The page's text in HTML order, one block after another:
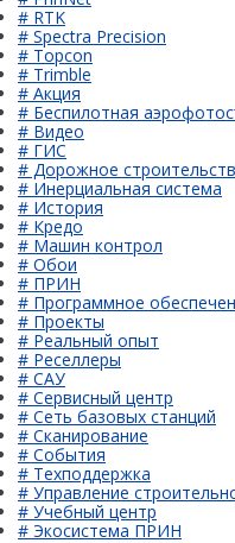
# RTK
# Spectra Precision
# Topcon
# Trimble
# Акция
# Беспилотная
# Видео
# ГИС
# Дорожное
# Инерциальная система
# История
# Кредо
# Машин контрол
# Обои
# ПРИН
# Программное
# Проекты
# Реальный опыт
# Реселлеры
# САУ
# Сервисный центр
# Сеть базовых станций
# Сканирование
# События
# Техподдержка
# Управление
# Учебный центр
# Экосистема ПРИН